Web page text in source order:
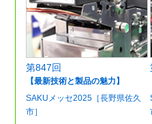
第847回
【最新技術と製品の魅力】
SAKUメッセ2025［長野県佐久
市］